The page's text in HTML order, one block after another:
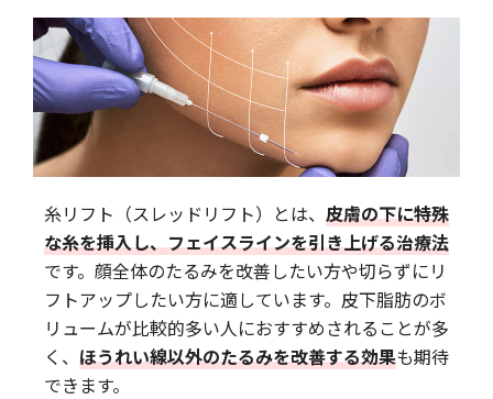
糸リフト（スレッドリフト）とは、 皮膚の下に特殊
な糸を挿入し、フェイスラインを引き上げる治療法
です。顔全体のたるみを改善したい方や切らずにリ
フトアップしたい方に適しています。皮下脂肪のボ
リュームが比較的多い人におすすめされることが多
く、 ほうれい線以外のたるみを改善する効果も期待
できます。